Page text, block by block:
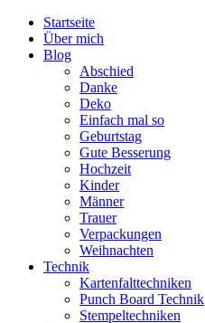
Startseite
Über mich
Blog
Abschied
Danke
Deko
Einfach mal so
Geburtstag
Gute Besserung
Hochzeit
Kinder
Männer
Trauer
Verpackungen
Weihnachten
Technik
Kartenfalttechniken
Punch Board Technik
Stempeltechniken